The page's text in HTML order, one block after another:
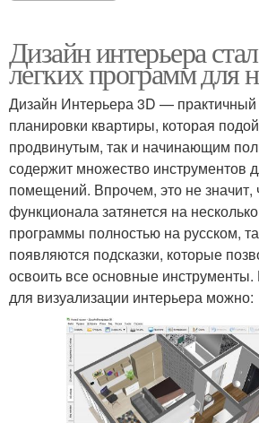
Дизайн интерьера
легких программ для
Дизайн Интерьера 3D —
планировки квартиры, которая
продвинутым, так и начинающим
содержит множество инструментов
помещений. Впрочем, это не значит,
функционала затянется на
программы полностью на русском,
появляются подсказки, которые
освоить все основные
для визуализации интерьера можно: